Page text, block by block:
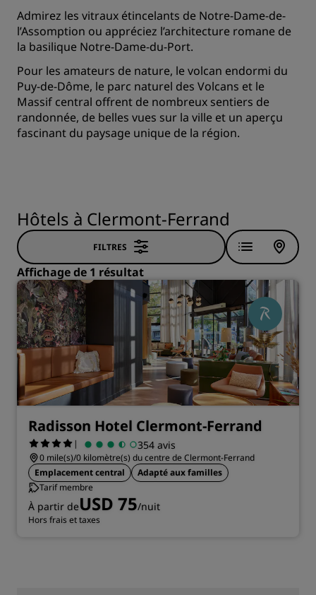
Admirez les vitraux étincelants de Notre-Dame-de-
l’Assomption ou appréciez l’architecture romane de
la basilique Notre-Dame-du-Port.
Pour les amateurs de nature, le volcan endormi du
Puy-de-Dôme, le parc naturel des Volcans et le
Massif central offrent de nombreux sentiers de
randonnée, de belles vues sur la ville et un aperçu
fascinant du paysage unique de la région.
Hôtels à Clermont-Ferrand
FILTRES
Affichage de 1 résultat
Radisson Hotel Clermont-Ferrand
| 354 avis
0 mile(s)/0 kilomètre(s) du centre de Clermont-Ferrand
Emplacement central
Adapté aux familles
Tarif membre
À partir deUSD 75/nuit
Hors frais et taxes